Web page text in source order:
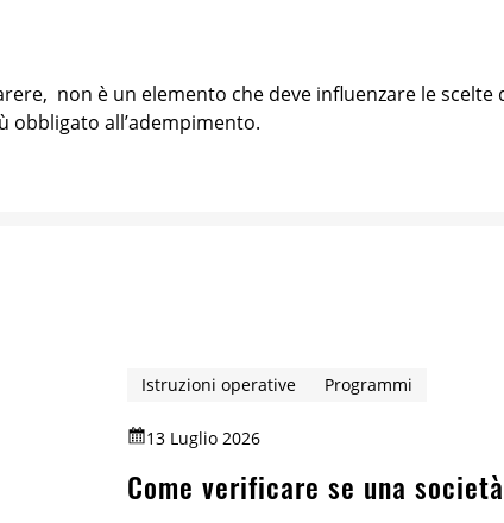
non è un elemento che deve influenzare le
obbligato all’adempimento.
Istruzioni operative Programmi
13 Luglio 2026
Come verificare se una